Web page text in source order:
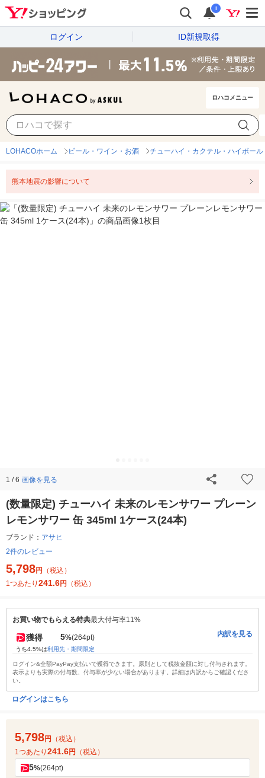
i
ログイン ID新規取得
ロハコメニュー
LOHACOホーム ビール・ワイン・お酒 チューハイ・カクテル・ハイボール
熊本地震の影響について
1 / 6 画像を見る
(数量限定) チューハイ 未来のレモンサワー プレーン
レモンサワー 缶 345ml 1ケース(24本)
ブランド： アサヒ
2件のレビュー
5,798円
（税込）
1つあたり 241.6円 （税込）
お買い物でもらえる特典最大付与率11%
獲得 5%(264pt)
うち4.5%は利用先・期間限定
内訳を見る
ログイン&全額PayPay支払いで獲得できます。原則として税抜金額に対し付与されます。
表示よりも実際の付与数、付与率が少ない場合があります。詳細は内訳からご確認くださ
い。
ログインはこちら
5,798円
（税込）
1つあたり 241.6円 （税込）
5%(264pt)